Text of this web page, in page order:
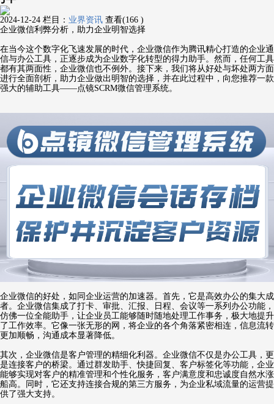
2024-12-24 栏目： 业界资讯 查看(166 )
企业微信利弊分析，助力企业明智选择
在当今这个数字化飞速发展的时代，企业微信作为腾讯精心打造的企业通
信与办公工具，正逐步成为企业数字化转型的得力助手。然而，任何工具
都有其两面性，企业微信也不例外。接下来，我们将从好处与坏处两方面
进行全面剖析，助力企业做出明智的选择，并在此过程中，向您推荐一款
强大的辅助工具——点镜SCRM微信管理系统。
企业微信的好处，如同企业运营的加速器。首先，它是高效办公的集大成
者。企业微信集成了打卡、审批、汇报、日程、会议等一系列办公功能，
仿佛一位全能助手，让企业员工能够随时随地处理工作事务，极大地提升
了工作效率。它像一张无形的网，将企业的各个角落紧密相连，信息流转
更加顺畅，沟通成本显著降低。
其次，企业微信是客户管理的精细化利器。企业微信不仅是办公工具，更
是连接客户的桥梁。通过群发助手、快捷回复、客户标签化等功能，企业
能够实现对客户的精准管理和个性化服务，客户满意度和忠诚度自然水涨
船高。同时，它还支持连接合规的第三方服务，为企业私域流量的运营提
供了强大支持。